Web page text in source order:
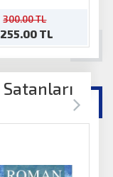
300.00 TL
255.00 TL